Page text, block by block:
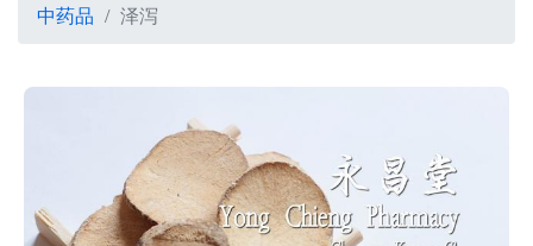
中药品 泽泻